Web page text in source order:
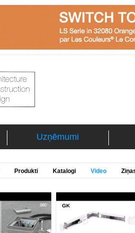
Uzņēmumi
Produkti Katalogi Video